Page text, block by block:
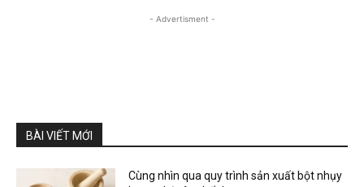
- Advertisment -
BÀI VIẾT MỚI
Cùng nhìn qua quy trình sản xuất bột nhụy